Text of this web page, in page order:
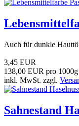
Auch für dunkle
3,45 EUR
138,00 EUR pro 1000g
inkl. MwSt. zzgl.
Sahnestand